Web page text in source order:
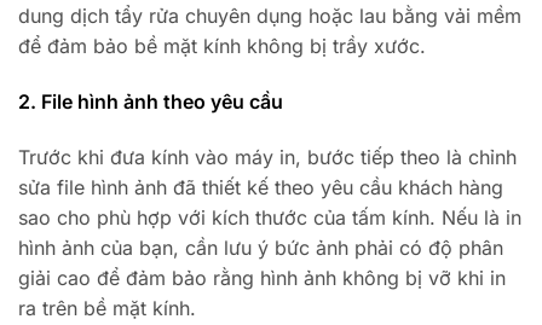
dung dịch tẩy rửa chuyên dụng hoặc lau bằng vải mềm
để đảm bảo bề mặt kính không bị trầy xước.
2. File hình ảnh theo yêu cầu
Trước khi đưa kính vào máy in, bước tiếp theo là chỉnh
sửa file hình ảnh đã thiết kế theo yêu cầu khách hàng
sao cho phù hợp với kích thước của tấm kính. Nếu là in
hình ảnh của bạn, cần lưu ý bức ảnh phải có độ phân
giải cao để đảm bảo rằng hình ảnh không bị vỡ khi in
ra trên bề mặt kính.